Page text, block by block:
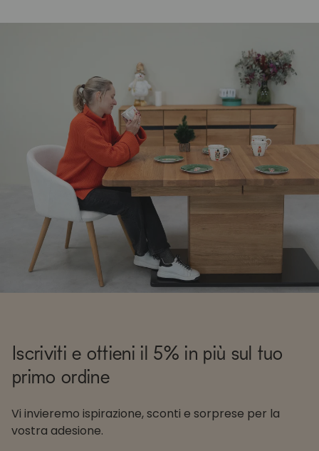
Iscriviti e ottieni il 5% in più sul tuo
primo ordine
Vi invieremo ispirazione, sconti e sorprese per la
vostra adesione.